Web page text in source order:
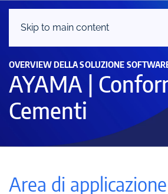
Skip to main content
OVERVIEW DELLA SOLUZIONE
AYAMA |
Cementi
Area di applicazione